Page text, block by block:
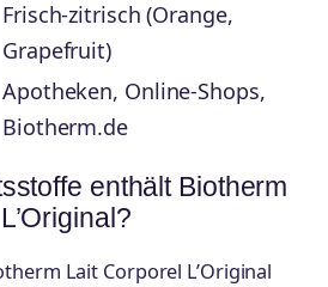
Frisch-zitrisch (Orange,
Grapefruit)
Apotheken, Online-Shops,
Biotherm.de
enthält Biotherm
Lait Corporel L’Original